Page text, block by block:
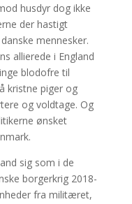
husdyr dog ikke
der hastigt
mennesker.
allierede i England
blodofre til
kristne piger og
og voldtage. Og
ønsket
sig som i de
borgerkrig 2018-
fra militæret,